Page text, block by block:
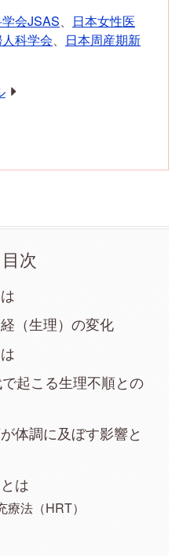
会JSAS
日本女性医
科学会
日本周産期新
目次
（生理）の変化
起こる生理不順との
体調に及ぼす影響と
は
法（HRT）